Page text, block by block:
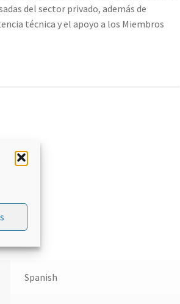
del sector privado, además de
técnica y el apoyo a los Miembros
Spanish